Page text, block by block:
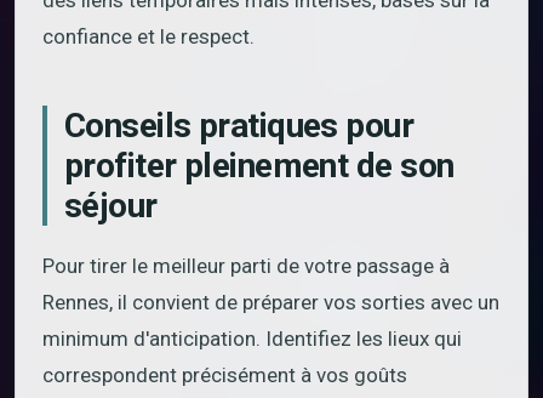
confiance et le respect.
Conseils pratiques pour
profiter pleinement de son
séjour
Pour tirer le meilleur parti de votre passage à
Rennes, il convient de préparer vos sorties avec un
minimum d'anticipation. Identifiez les lieux qui
correspondent précisément à vos goûts